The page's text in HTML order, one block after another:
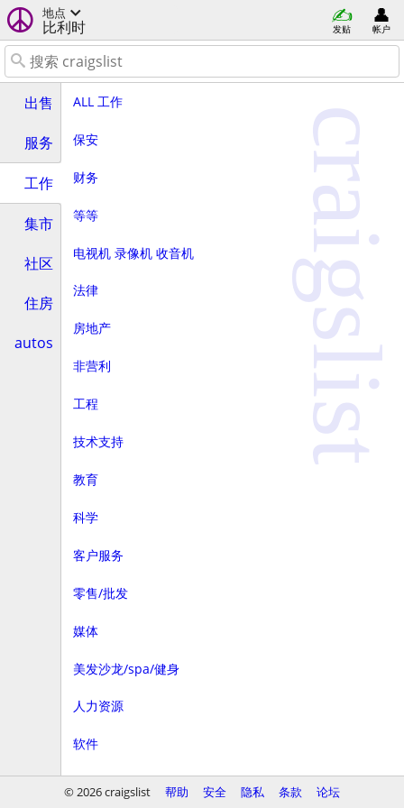
地点
比利时 发贴 帐户
出售
服务
工作
集市
社区
住房
autos
ALL 工作
保安
财务
等等
电视机 录像机 收音机
法律
房地产
非营利
工程
技术支持
教育
科学
客户服务
零售/批发
媒体
美发沙龙/spa/健身
人力资源
软件
商务
craigslist
© 2026 craigslist 帮助 安全 隐私 条款 论坛